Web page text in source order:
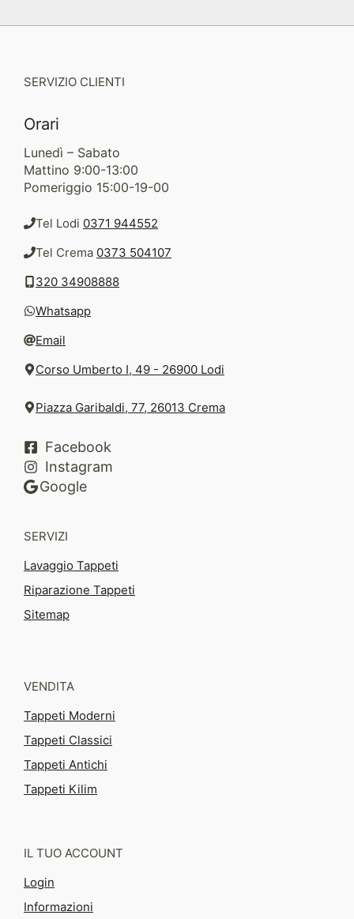
SERVIZIO CLIENTI
Orari
Lunedì – Sabato
Mattino 9:00-13:00
Pomeriggio 15:00-19-00
Tel Lodi 0371 944552
Tel Crema 0373 504107
320 34908888
Whatsapp
Email
Corso Umberto I, 49 - 26900 Lodi
Piazza Garibaldi, 77, 26013 Crema
Facebook
Instagram
Google
SERVIZI
Lavaggio Tappeti
Riparazione Tappeti
Sitemap
VENDITA
Tappeti Moderni
Tappeti Classici
Tappeti Antichi
Tappeti Kilim
IL TUO ACCOUNT
Login
Informazioni